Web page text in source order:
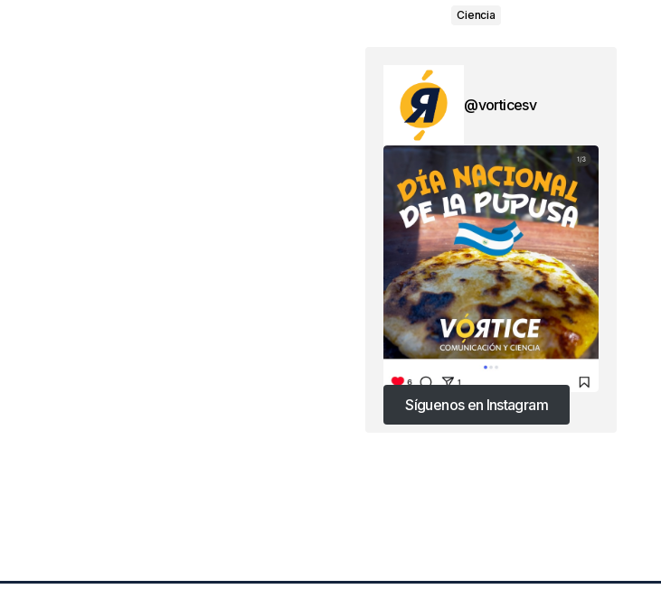
Ciencia
@vorticesv
Síguenos en Instagram